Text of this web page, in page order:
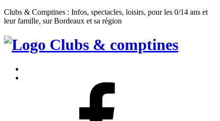
Clubs & Comptines : Infos, spectacles, loisirs, pour les 0/14 ans et
leur famille, sur Bordeaux et sa région
Clubs
Comptines